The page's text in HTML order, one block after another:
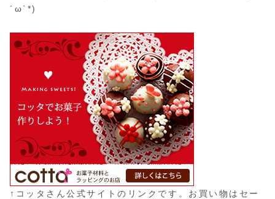
´ω`*)
↑コッタさん公式サイトのリンクです。お買い物はセー